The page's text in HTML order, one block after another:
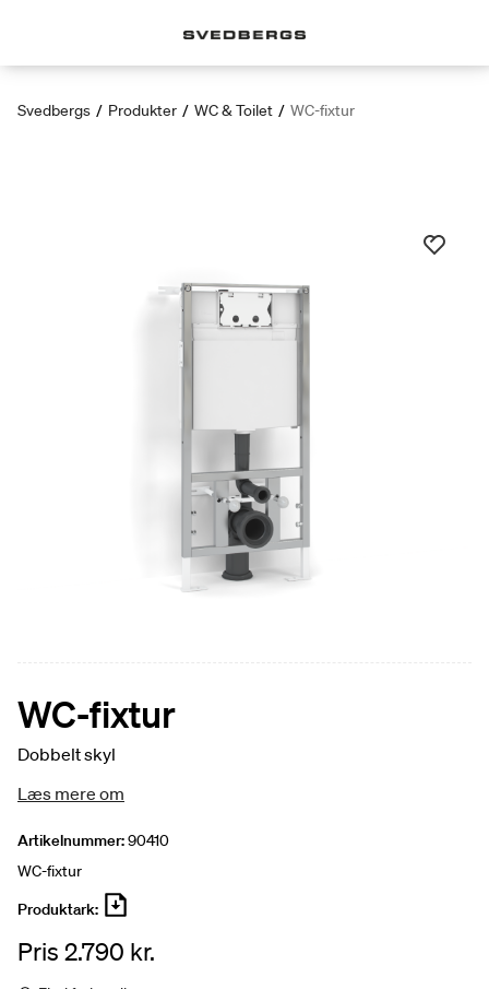
Svedbergs / Produkter / WC & Toilet / WC-fixtur
WC-fixtur
Dobbelt skyl
Læs mere om
Artikelnummer:90410
WC-fixtur
Produktark:
Pris 2.790 kr.